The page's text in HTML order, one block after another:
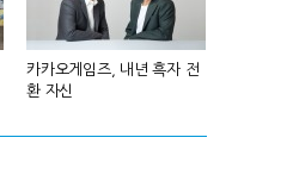
카카오게임즈, 내년 흑자 전
환 자신